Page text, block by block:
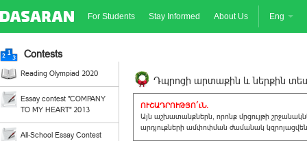
For Students Stay Informed About Us Eng
Contests
Reading Olympiad 2020
Essay contest "COMPANY
TO MY HEART" 2013
All-School Essay Contest
Դպրոցի արտաքին և ներքին
ՈՒՇԱԴՐՈՒԹՅՈ´ւՆ.
Այն աշխատանքներն, որոնք մրցույթի
արդյուքների ամփոփման ժամանակ